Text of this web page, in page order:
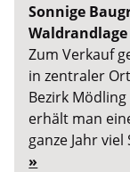
Sonnige
Waldrandlage
Zum Verkauf
in zentraler
Bezirk
erhält man
ganze Jahr
»